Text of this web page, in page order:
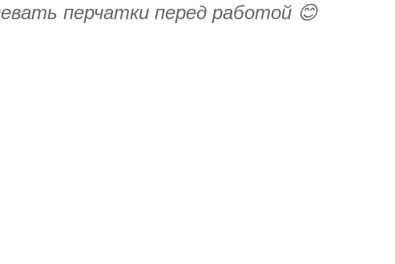
перчатки перед работой 😊